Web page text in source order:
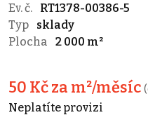
Ev. č.
RT1378-00386-5
Typ
sklady
Plocha
2 000 m²
50 Kč za m²/měsíc
Neplatíte provizi